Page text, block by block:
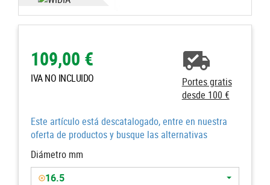
109,00 €
IVA NO INCLUIDO
Portes gratis
desde 100 €
Este artículo está descatalogado, entre en nuestra
oferta de productos y busque las alternativas
Diámetro mm
16.5